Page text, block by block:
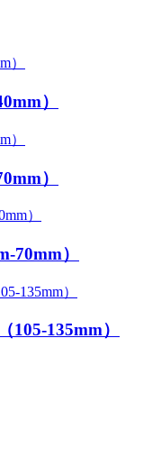
）
）
70mm）
105-135mm）